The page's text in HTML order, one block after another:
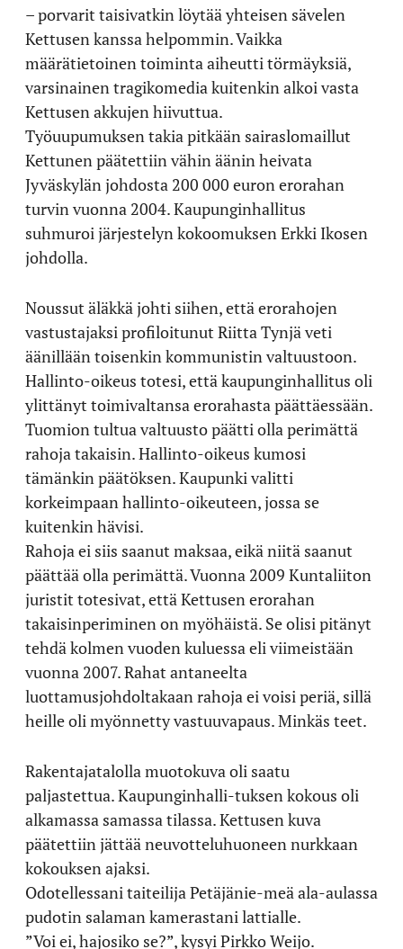
– porvarit taisivatkin löytää yhteisen sävelen
Kettusen kanssa helpommin. Vaikka
määrätietoinen toiminta aiheutti törmäyksiä,
varsinainen tragikomedia kuitenkin alkoi vasta
Kettusen akkujen hiivuttua.
Työuupumuksen takia pitkään sairaslomaillut
Kettunen päätettiin vähin äänin heivata
Jyväskylän johdosta 200 000 euron erorahan
turvin vuonna 2004. Kaupunginhallitus
suhmuroi järjestelyn kokoomuksen Erkki Ikosen
johdolla.
Noussut äläkkä johti siihen, että erorahojen
vastustajaksi profiloitunut Riitta Tynjä veti
äänillään toisenkin kommunistin valtuustoon.
Hallinto-oikeus totesi, että kaupunginhallitus oli
ylittänyt toimivaltansa erorahasta päättäessään.
Tuomion tultua valtuusto päätti olla perimättä
rahoja takaisin. Hallinto-oikeus kumosi
tämänkin päätöksen. Kaupunki valitti
korkeimpaan hallinto-oikeuteen, jossa se
kuitenkin hävisi.
Rahoja ei siis saanut maksaa, eikä niitä saanut
päättää olla perimättä. Vuonna 2009 Kuntaliiton
juristit totesivat, että Kettusen erorahan
takaisinperiminen on myöhäistä. Se olisi pitänyt
tehdä kolmen vuoden kuluessa eli viimeistään
vuonna 2007. Rahat antaneelta
luottamusjohdoltakaan rahoja ei voisi periä, sillä
heille oli myönnetty vastuuvapaus. Minkäs teet.
Rakentajatalolla muotokuva oli saatu
paljastettua. Kaupunginhalli-tuksen kokous oli
alkamassa samassa tilassa. Kettusen kuva
päätettiin jättää neuvotteluhuoneen nurkkaan
kokouksen ajaksi.
Odotellessani taiteilija Petäjänie-meä ala-aulassa
pudotin salaman kamerastani lattialle.
”Voi ei, hajosiko se?”, kysyi Pirkko Weijo.